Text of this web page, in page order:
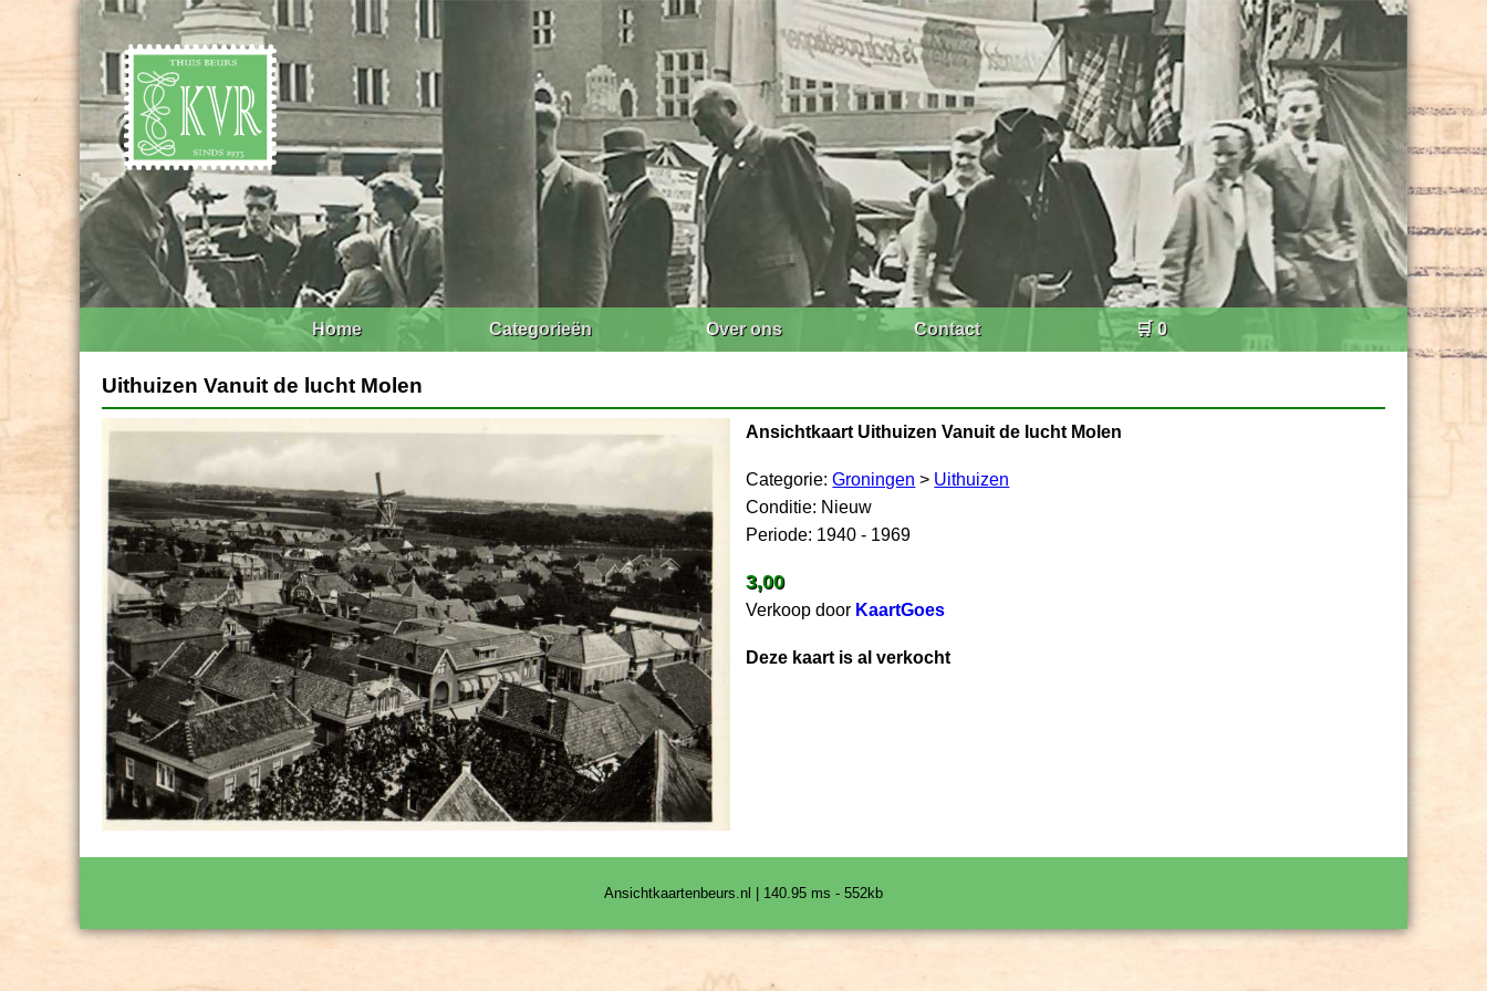
Home Categorieën Over ons Contact 🛒 0
Uithuizen Vanuit de lucht Molen
Ansichtkaart Uithuizen Vanuit de lucht Molen
Categorie:Groningen > Uithuizen
Conditie: Nieuw
Periode: 1940 - 1969
3,00
Verkoop door KaartGoes
Deze kaart is al verkocht
Ansichtkaartenbeurs.nl | 140.95 ms - 552kb